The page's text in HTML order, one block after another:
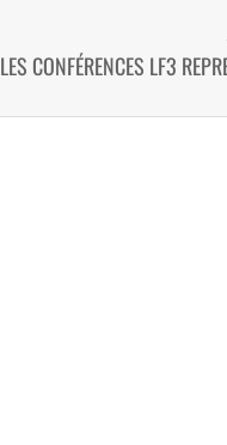
LES CONFÉRENCES LF3